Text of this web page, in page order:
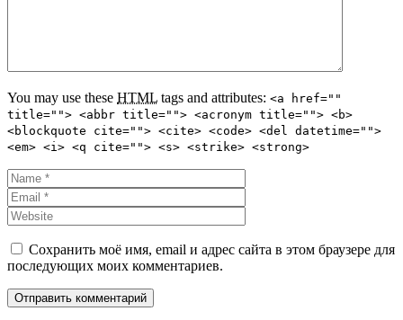
You may use these HTML tags and attributes: <a href=""
title=""> <abbr title=""> <acronym title=""> <b>
<blockquote cite=""> <cite> <code> <del datetime="">
<em> <i> <q cite=""> <s> <strike> <strong>
Сохранить моё имя, email и адрес сайта в этом браузере для
последующих моих комментариев.